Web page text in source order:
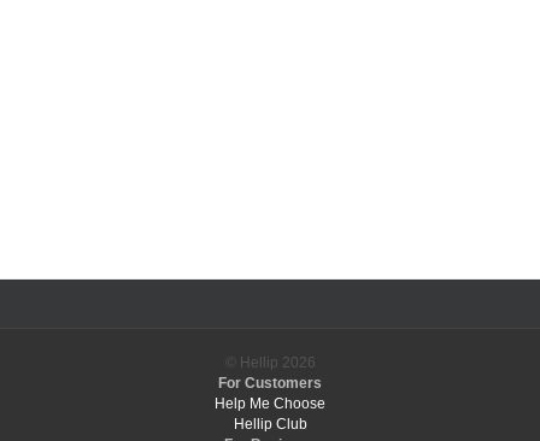
© Hellip 2026
For Customers
Help Me Choose
Hellip Club